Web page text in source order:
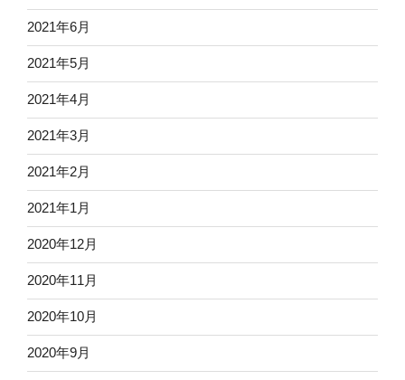
2021年6月
2021年5月
2021年4月
2021年3月
2021年2月
2021年1月
2020年12月
2020年11月
2020年10月
2020年9月